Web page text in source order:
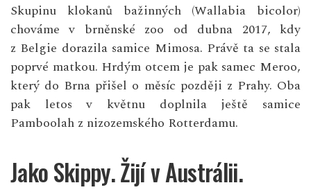
Skupinu klokanů bažinných (Wallabia bicolor)
chováme v brněnské zoo od dubna 2017, kdy
z Belgie dorazila samice Mimosa. Právě ta se stala
poprvé matkou. Hrdým otcem je pak samec Meroo,
který do Brna přišel o měsíc později z Prahy. Oba
pak letos v květnu doplnila ještě samice
Pamboolah z nizozemského Rotterdamu.
Jako Skippy. Žijí v Austrálii.